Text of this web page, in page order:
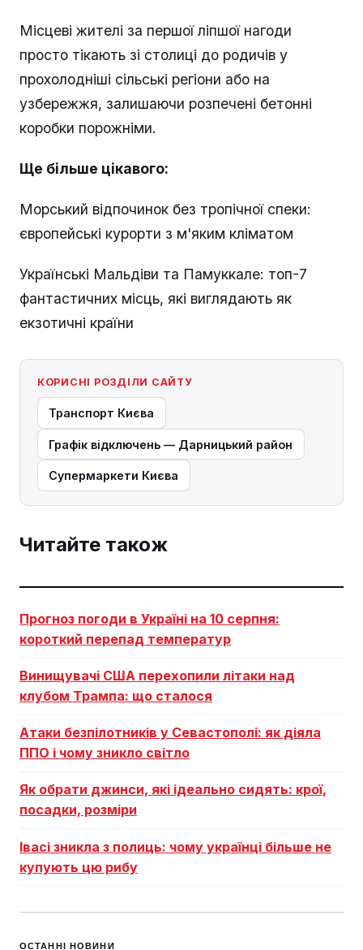
Місцеві жителі за першої ліпшої нагоди
просто тікають зі столиці до родичів у
прохолодніші сільські регіони або на
узбережжя, залишаючи розпечені бетонні
коробки порожніми.
Ще більше цікавого:
Морський відпочинок без тропічної спеки:
європейські курорти з м'яким кліматом
Українські Мальдіви та Памуккале: топ-7
фантастичних місць, які виглядають як
екзотичні країни
КОРИСНІ РОЗДІЛИ САЙТУ
Транспорт Києва
Графік відключень — Дарницький район
Супермаркети Києва
Читайте також
Прогноз погоди в Україні на 10 серпня:
короткий перепад температур
Винищувачі США перехопили літаки над
клубом Трампа: що сталося
Атаки безпілотників у Севастополі: як діяла
ППО і чому зникло світло
Як обрати джинси, які ідеально сидять: крої,
посадки, розміри
Івасі зникла з полиць: чому українці більше не
купують цю рибу
ОСТАННІ НОВИНИ